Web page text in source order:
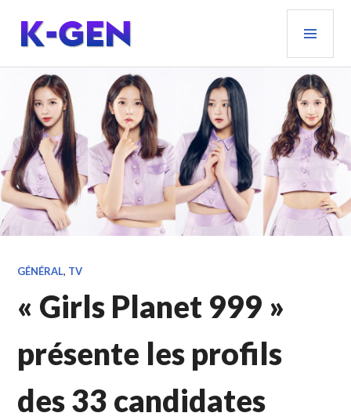
contenu
principal
K-GEN
GÉNÉRAL, TV
« Girls Planet 999 »
présente les profils
des 33 candidates